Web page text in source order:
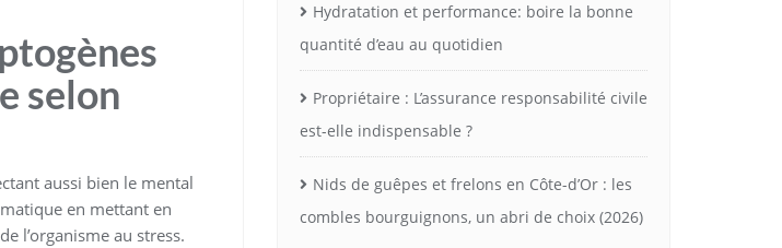
selon
aussi bien le mental
en mettant en
l’organisme au stress.
Hydratation et performance: boire la bonne
quantité d’eau au quotidien
Propriétaire : L’assurance responsabilité civile
est-elle indispensable ?
Nids de guêpes et frelons en Côte-d’Or : les
combles bourguignons, un abri de choix (2026)